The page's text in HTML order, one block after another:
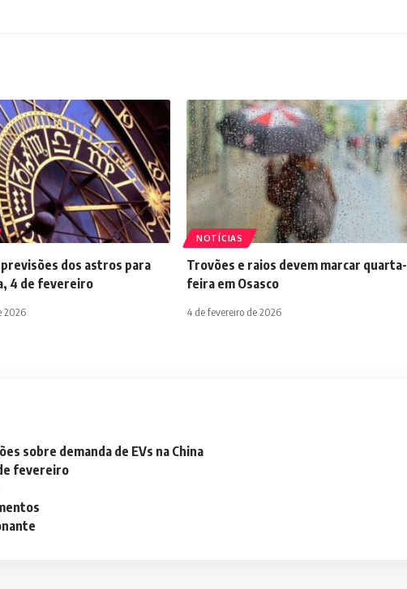
dos astros para
4 de fevereiro
2026
NOTÍCIAS
Trovões e raios devem marcar quarta-
feira em Osasco
4 de fevereiro de 2026
sobre demanda de EVs na China
fevereiro